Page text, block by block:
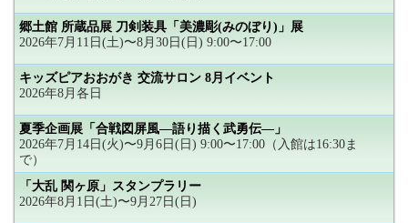
郷土館 所蔵品展 刀剣装具「美濃彫(みのぼり)」展
2026年7月11日(土)〜8月30日(日) 9:00〜17:00
キッズピアおおがき 交流サロン 8月イベント
2026年8月各日
夏季企画展「合戦図屏風―語り描く武勇伝―」
2026年7月14日(火)〜9月6日(日) 9:00〜17:00（入館は16:30ま
で）
「大乱 関ヶ原」スタンプラリー
2026年8月1日(土)〜9月27日(日)